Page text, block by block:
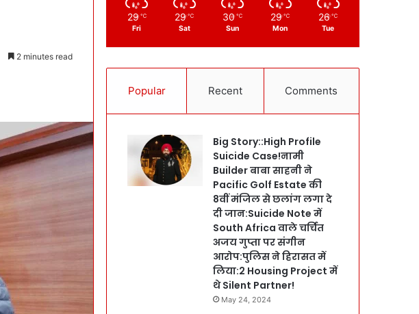
2 minutes read
29 ℃
Fri
29 ℃
Sat
30 ℃
Sun
29 ℃
Mon
26 ℃
Tue
Popular Recent Comments
Big Story::High Profile
Suicide Case!नामी
Builder बाबा साहनी ने
Pacific Golf Estate की
8वीं मंजिल से छलांग लगा दे
दी जान:Suicide Note में
South Africa वाले चर्चित
अजय गुप्ता पर संगीन
आरोप:पुलिस ने हिरासत में
लिया:2 Housing Project में
थे Silent Partner!
May 24, 2024